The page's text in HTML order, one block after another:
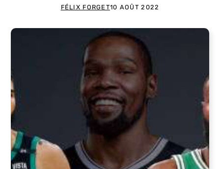
FÉLIX FORGET10 AOÛT 2022